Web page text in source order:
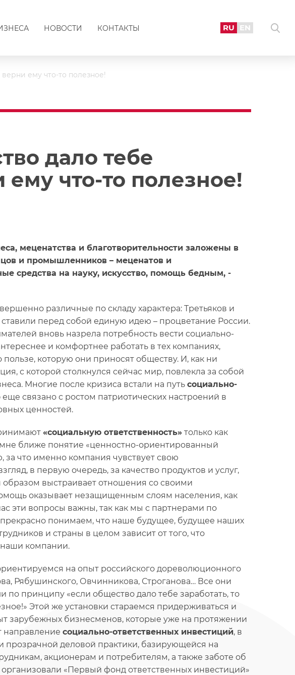
НОВОСТИ КОНТАКТЫ RU EN
ему что-то полезное!
дало тебе
ему что-то полезное!
меценатства и благотворительности заложены в
и промышленников – меценатов и
средства на науку, искусство, помощь бедным, -
различные по складу характера: Третьяков и
перед собой единую идею – процветание России.
вновь назрела потребность вести социально-
и комфортнее работать в тех компаниях,
которую они приносят обществу. И, как ни
с которой столкнулся сейчас мир, повлекла за собой
Многие после кризиса встали на путь социально-
еще связано с ростом патриотических настроений в
ценностей.
«социальную ответственность» только как
ближе понятие «ценностно-ориентированный
за что именно компания чувствует свою
в первую очередь, за качество продуктов и услуг,
образом выстраивает отношения со своими
оказывает незащищенным слоям населения, как
эти вопросы важны, так как мы с партнерами по
понимаем, что наше будущее, будущее наших
и страны в целом зависит от того, что
наши компании.
на опыт российского дореволюционного
Рябушинского, Овчинникова, Строганова… Все они
принципу «если общество дало тебе заработать, то
Этой же установки стараемся придерживаться и
зарубежных бизнесменов, которые уже на протяжении
направление социально-ответственных инвестиций, в
деловой практики, базирующейся на
акционерам и потребителям, а также заботе об
«Первый фонд ответственных инвестиций»